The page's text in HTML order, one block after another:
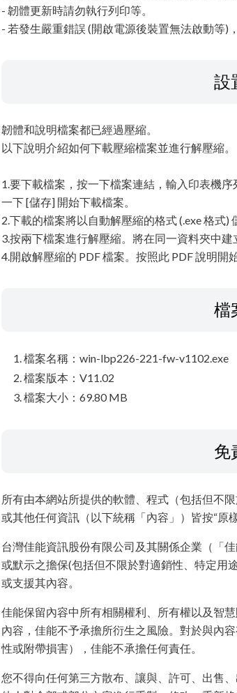
- 韌體更新時請勿執行列印等。
- 若發生嚴重錯誤 (開啟電源後裝置無法啟動等)
設
韌體和說明檔案都已經過壓縮。
以下說明介紹如何下載壓縮檔案並進行解壓縮。
1.要下載檔案，按一下檔案連結，輸入印表機
一下 [儲存] 開始下載檔案。
2.下載的檔案將以自動解壓縮的格式 (.exe 格式)
3.按兩下檔案進行解壓縮。將在同一資料夾中建
4.開啟解壓縮的 PDF 檔案。按照此 PDF 說明開
檔
檔案名稱：win-lbp226-221-fw-v1102.exe
檔案版本：V11.02
檔案大小：69.80 MB
免
所有由本網站所提供的軟體、程式（包括但不
或其他任何資訊（以下統稱「內容」）皆按“原樣
台灣佳能資訊股份有限公司及其關係企業（「
或默示之擔保(包括但不限於對適銷性、特定用
或支援其內容。
佳能保留內容中所有相關權利、所有權以及智
內容，佳能不予承擔所衍生之風險。對於與內
性或附帶損害），佳能不承擔任何責任。
您不得向任何第三方散布、讓與、許可、出售